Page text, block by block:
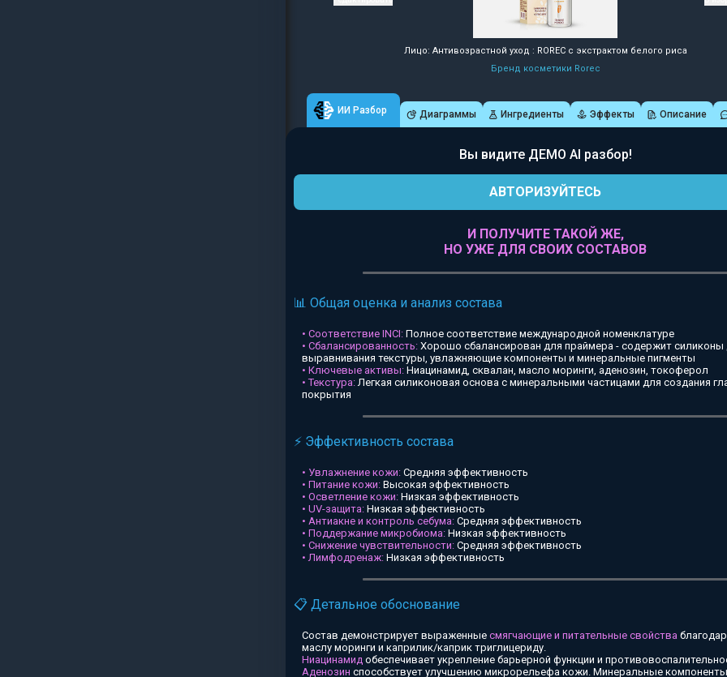
Лицо: Антивозрастной уход : ROREC с экстрактом белого риса
Бренд косметики Rorec
ИИ Разбор Диаграммы Ингредиенты Эффекты Описание
Вы видите ДЕМО AI разбор!
АВТОРИЗУЙТЕСЬ
И ПОЛУЧИТЕ ТАКОЙ ЖЕ,
НО УЖЕ ДЛЯ СВОИХ СОСТАВОВ
📊 Общая оценка и анализ состава
• Соответствие INCI: Полное соответствие международной номенклатуре
• Сбалансированность: Хорошо сбалансирован для праймера - содержит силиконы
выравнивания текстуры, увлажняющие компоненты и минеральные пигменты
• Ключевые активы: Ниацинамид, сквалан, масло моринги, аденозин, токоферол
• Текстура:Легкая силиконовая основа с минеральными частицами для создания
покрытия
⚡ Эффективность состава
• Увлажнение кожи: Средняя эффективность
• Питание кожи: Высокая эффективность
• Осветление кожи: Низкая эффективность
• UV-защита: Низкая эффективность
• Антиакне и контроль себума: Средняя эффективность
• Поддержание микробиома: Низкая эффективность
• Снижение чувствительности: Средняя эффективность
• Лимфодренаж: Низкая эффективность
📋 Детальное обоснование
Состав демонстрирует выраженные смягчающие и питательные свойства
маслу моринги и каприлик/каприк триглицериду.
Ниацинамид обеспечивает укрепление барьерной функции и
Аденозин способствует улучшению микрорельефа кожи. Минеральные